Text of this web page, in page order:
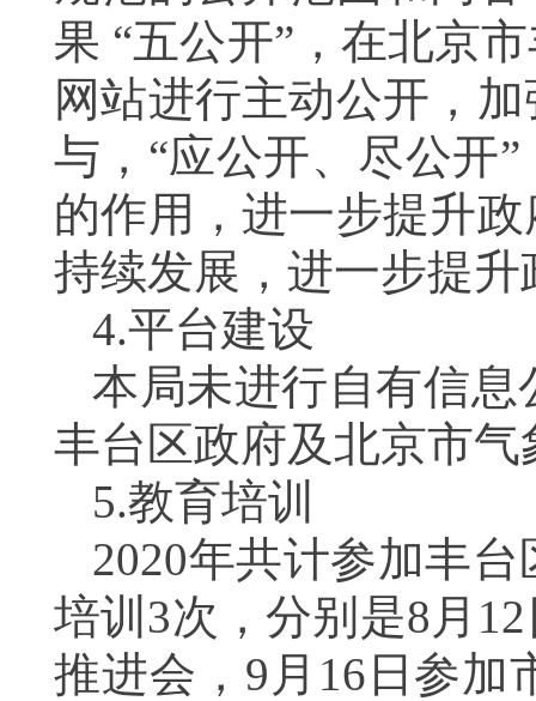
果 “五公开”，在北京
网站进行主动公开，
与，“应公开、尽公开
的作用，进一步提升
持续发展，进一步提
4.平台建设
本局未进行自有信
丰台区政府及北京市
5.教育培训
2020年共计参加丰
培训 3次，分别是8 月 12
推进会， 9 月 16 日参加